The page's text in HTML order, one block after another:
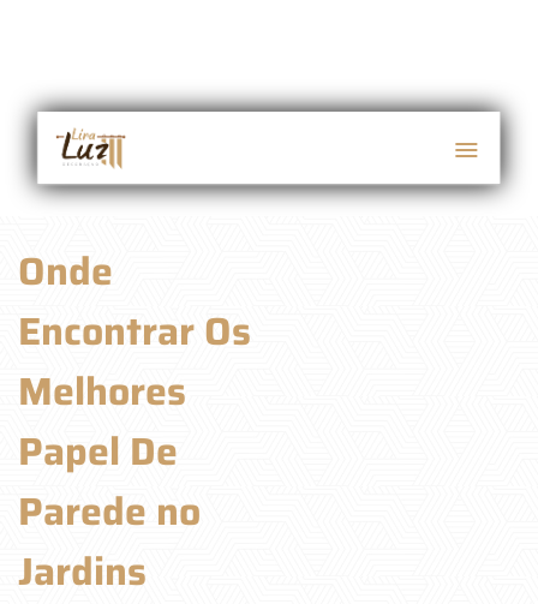
Onde
Encontrar Os
Melhores
Papel De
Parede no
Jardins